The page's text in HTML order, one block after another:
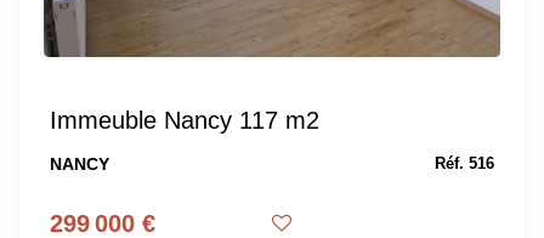
Immeuble Nancy 117 m2
NANCY Réf. 516
299 000 €